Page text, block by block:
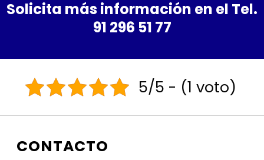
Solicita más información en el Tel.
91 296 51 77
5/5 - (1 voto)
CONTACTO